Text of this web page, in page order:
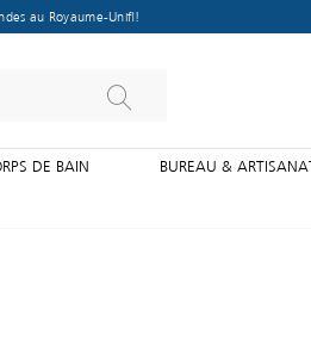
au Royaume-Uni !
DE BAIN BUREAU & ARTISANAT